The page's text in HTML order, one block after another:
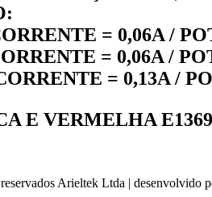
:
= 0,06A /
= 0,06A /
= 0,13A /
E VERMELHA
Arieltek Ltda | desenvolvido